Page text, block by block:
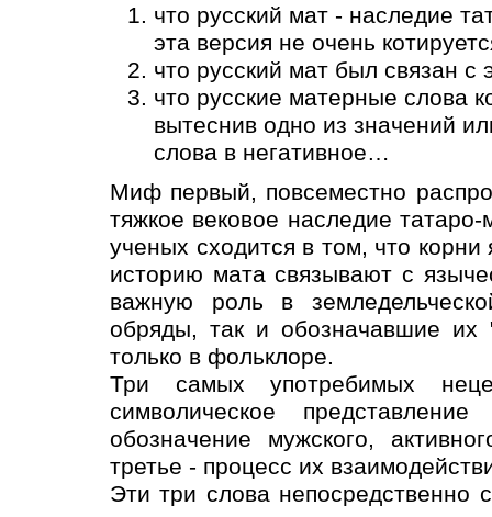
что русский мат - наследие
эта версия не очень
что русский мат был связан
что русские матерные слова
вытеснив одно из значений
слова в негативное…
Миф первый, повсеместно
тяжкое вековое наследие
ученых сходится в том, что
историю мата связывают с
важную роль в
обряды, так и обозначавшие их
только в фольклоре.
Три самых употребимых
символическое
обозначение мужского,
третье - процесс их
Эти три слова непосредственно